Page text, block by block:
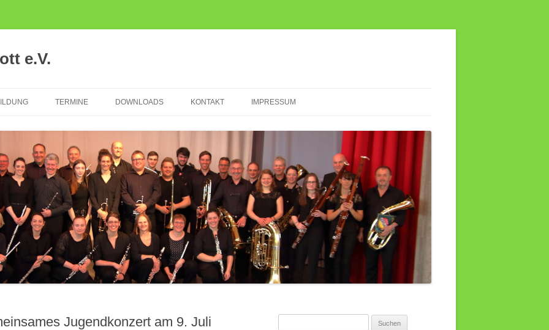
e.V.
TERMINE DOWNLOADS KONTAKT IMPRESSUM
Jugendkonzert am 9. Juli